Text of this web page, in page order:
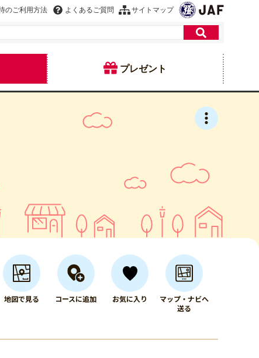
のご利用方法 よくあるご質問 サイトマップ
プレゼント
地図で見る コースに追加 お気に入り
マップ・ナビへ
送る